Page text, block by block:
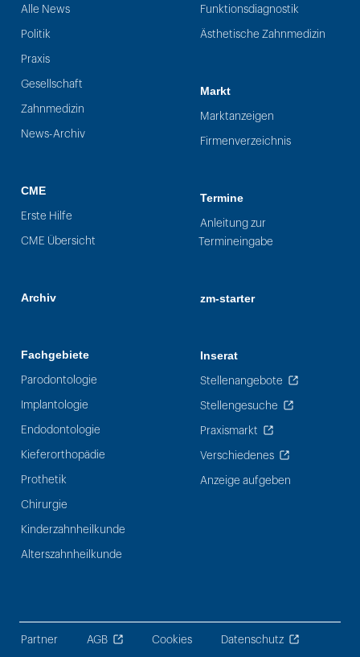
Alle News
Politik
Praxis
Gesellschaft
Zahnmedizin
News-Archiv
CME
Erste Hilfe
CME Übersicht
Archiv
Fachgebiete
Parodontologie
Implantologie
Endodontologie
Kieferorthopädie
Prothetik
Chirurgie
Kinderzahnheilkunde
Alterszahnheilkunde
Funktionsdiagnostik
Ästhetische Zahnmedizin
Markt
Marktanzeigen
Firmenverzeichnis
Termine
Anleitung zur
Termineingabe
zm-starter
Inserat
Stellenangebote
Stellengesuche
Praxismarkt
Verschiedenes
Anzeige aufgeben
Partner AGB Cookies Datenschutz